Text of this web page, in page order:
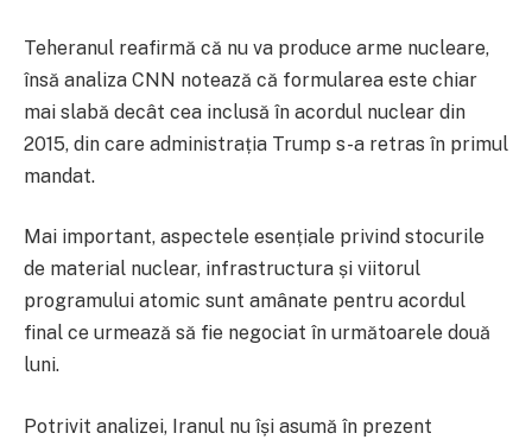
Teheranul reafirmă că nu va produce arme nucleare,
însă analiza CNN notează că formularea este chiar
mai slabă decât cea inclusă în acordul nuclear din
2015, din care administrația Trump s-a retras în primul
mandat.
Mai important, aspectele esențiale privind stocurile
de material nuclear, infrastructura și viitorul
programului atomic sunt amânate pentru acordul
final ce urmează să fie negociat în următoarele două
luni.
Potrivit analizei, Iranul nu își asumă în prezent